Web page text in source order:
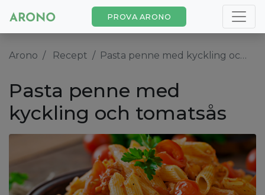
PROVA ARONO
Arono Recept Pasta penne med kyckling och tomatsås
Pasta penne med
kyckling och tomatsås